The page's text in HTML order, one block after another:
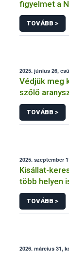
figyelmet a
Nemzetközi
TOVÁBB >
2025. június 26,
Védjük meg
szőlő
TOVÁBB >
2025. szeptember
Kisállat-
több helyen
TOVÁBB >
2026. március 31,